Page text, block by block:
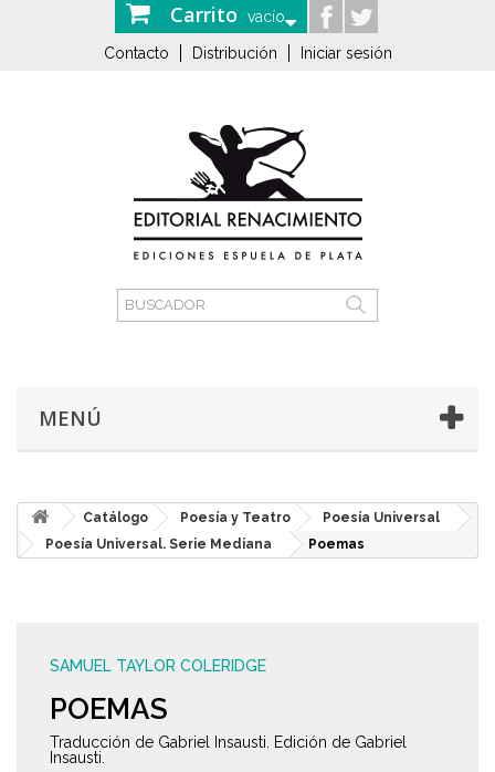
Carrito vacío
Contacto Distribución Iniciar sesión
MENÚ
Catálogo Poesía y Teatro
Poesía Universal
Poesía Universal. Serie Mediana
Poemas
SAMUEL TAYLOR COLERIDGE
POEMAS
Traducción de Gabriel Insausti. Edición de Gabriel
Insausti.